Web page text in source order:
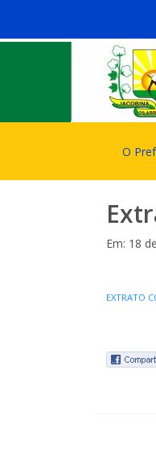
O
Em: 18
EXTRATO